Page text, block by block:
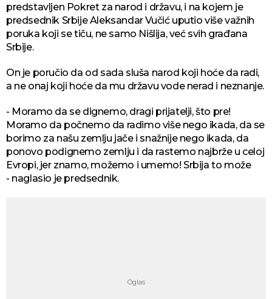
predstavljen Pokret za narod i državu, i na kojem je
predsednik Srbije Aleksandar Vučić uputio više važnih
poruka koji se tiču, ne samo Nišlija, već svih građana
Srbije.
On je poručio da od sada sluša narod koji hoće da radi,
a ne onaj koji hoće da mu državu vode nerad i neznanje.
- Moramo da se dignemo, dragi prijatelji, što pre!
Moramo da počnemo da radimo više nego ikada, da se
borimo za našu zemlju jače i snažnije nego ikada, da
ponovo podignemo zemlju i da rastemo najbrže u celoj
Evropi, jer znamo, možemo i umemo! Srbija to može
- naglasio je predsednik.